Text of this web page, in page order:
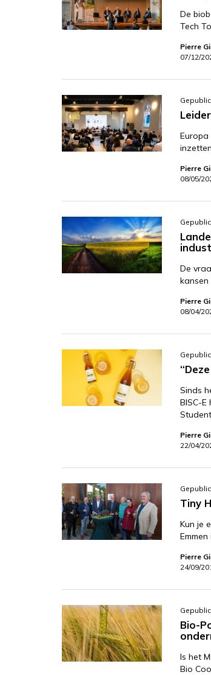
De
Tech
Pierre
07/12/
Pierre
08/05/
De
kansen
Pierre
08/04/
Sinds
BISC-
Pierre
22/04/
Tiny
Kun je
Pierre
24/09/
Bio-
Is het
Bio